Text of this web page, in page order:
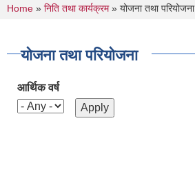
You are here
Home » निति तथा कार्यक्रम» योजना तथा परियोजना
योजना तथा परियोजना
आर्थिक वर्ष